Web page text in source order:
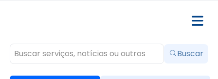
Buscar